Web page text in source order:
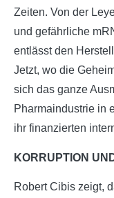
Zeiten. Von der
und gefährliche
entlässt den
Jetzt, wo die
sich das ganze
Pharmaindustrie in
ihr finanzierten
KORRUPTION
Robert Cibis zeigt,